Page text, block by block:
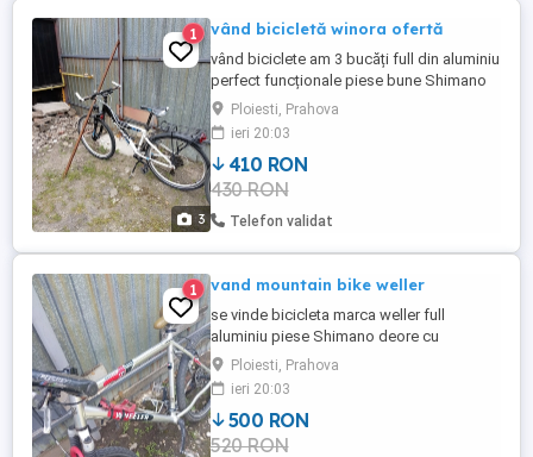
3
1 vând bicicletă winora ofertă
vând biciclete am 3 bucăți full din aluminiu
perfect funcționale piese bune Shimano
deore .biciclete bune le dau pe toate 3 la
pachet sau pe bucata .prețul pleacă de la
400 lei in sus.
Ploiesti, Prahova
ieri 20:03
410 RON
430 RON
Telefon validat
1 vand mountain bike weller
se vinde bicicleta marca weller full
aluminiu piese Shimano deore cu
amortizoare in furca jante mavic conice
pipa velller cotiere ritkey cauciucuri
originale schwarlble maraton plus tour in
stare foarte bune nu sânt crăpate comenzi
perfect funcționale.27 de viteze perfect
Ploiesti, Prahova
ieri 20:03
500 RON
520 RON